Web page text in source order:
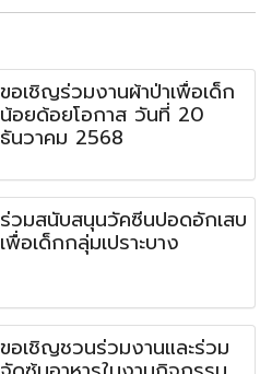
ขอเชิญร่วมงานผ้าป่าเพื่อเด็ก
น้อยด้อยโอกาส วันที่ 20
ธันวาคม 2568
ร่วมสนับสนุนวัคซีนปอดอักเสบ
เพื่อเด็กกลุ่มเปราะบาง
ขอเชิญชวนร่วมงานและร่วม